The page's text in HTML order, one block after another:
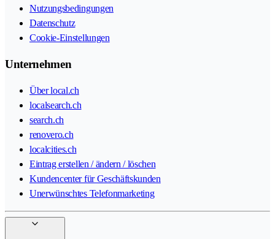
Nutzungsbedingungen
Datenschutz
Cookie-Einstellungen
Unternehmen
Über local.ch
localsearch.ch
search.ch
renovero.ch
localcities.ch
Eintrag erstellen / ändern / löschen
Kundencenter für Geschäftskunden
Unerwünschtes Telefonmarketing